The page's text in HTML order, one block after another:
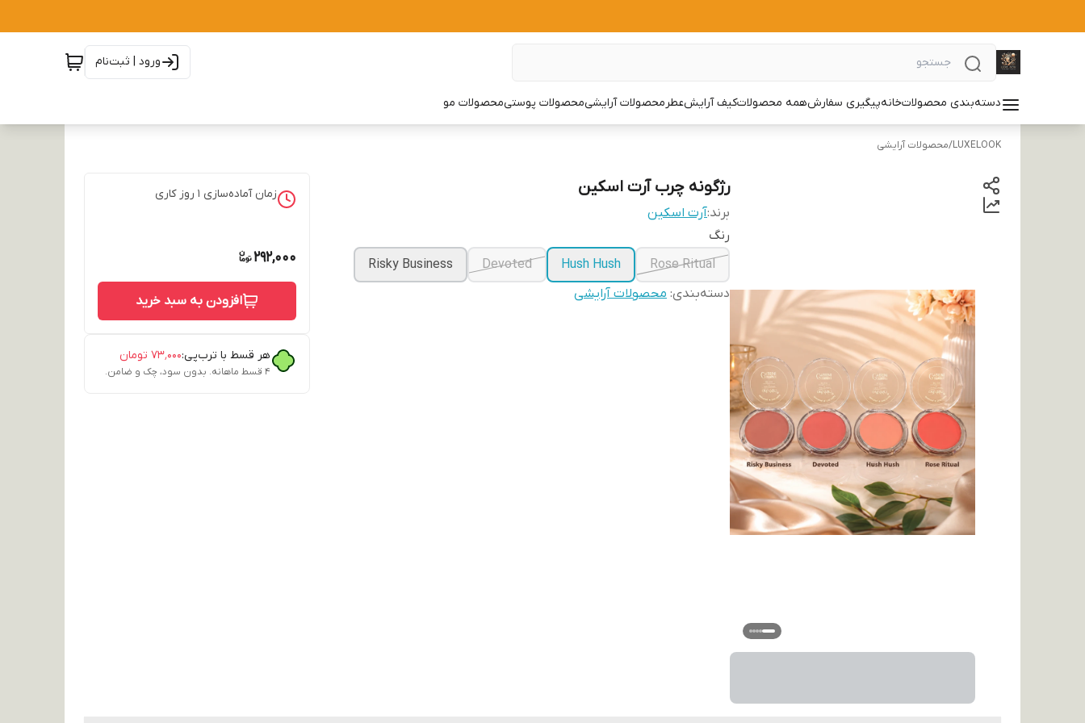
ورود | ثبت‌نام
دسته‌بندی محصولاتخانهپیگیری سفارشهمه محصولاتکیف آرایشعطرمحصولات آرایشیمحصولات پوستیمحصولات مو
LUXELOOK
/محصولات آرایشی
رژگونه چرب آرت اسکین
برند:آرت اسکین
رنگ
Rose Ritual
Hush Hush
Devoted
Risky Business
دسته‌بندی: محصولات آرایشی
زمان آماده‌سازی 1 روز کاری
292,000
افزودن به سبد خرید
هر قسط با ترب‌پی:۷۳٬۰۰۰ تومان
۴ قسط ماهانه. بدون سود، چک و ضامن.